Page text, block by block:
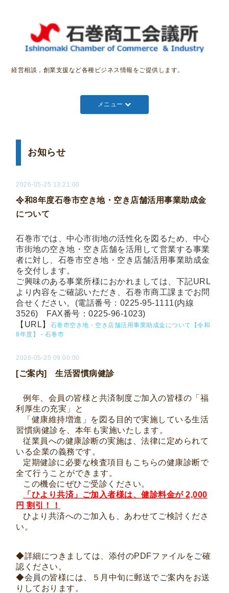
経営相談，創業支援など各種ビジネス情報をご提供します。
メニュー
お知らせ
2026-05-25 13:21:00
令和8年度石巻市空き地・空き店舗活用事業助成金
について
石巻市では、中心市街地の活性化を図るため、中心
市街地の空き地・空き店舗を活用して営業する事業
者に対し、石巻市空き地・空き店舗活用事業助成金
を交付します。
ご興味のある事業所様におかれましては、下記URL
より内容をご確認いただき、石巻市商工課までお問
合せください。(電話番号：0225-95-1111(内線
3526) FAX番号：0225-96-1023)
【URL】
石巻市空き地・空き店舗活用事業助成金について【令和
8年度】 - 石巻市
2026-05-25 09:00:00
[ご案内] 生活習慣病健診
例年、会員の皆様と共済制度ご加入の皆様の「福
利厚生の充実」と
「健康維持増進」を図る目的で実施している生活
習慣病健診を、本年も実施いたします。
従業員への健康診断の実施は、法律に定められて
いる企業の義務です。
定期健診に必要な検査項目もこちらの健康診断で
全て行うことができます。
この機会にぜひご受診ください。
「ひより共済」ご加入者様は、健診料金が2,000
円 割引！！
ひより共済へのご加入も、あわせてご検討くださ
い。
◆詳細につきましては、添付のPDFファイルをご確
認ください。
◆会員の皆様には、５月中旬に郵送でご案内をお送
りしております。